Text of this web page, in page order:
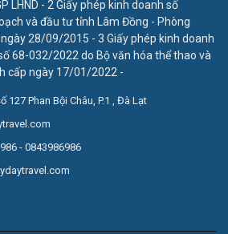
LHND - 2 Giấy phép kinh doanh số
và đầu tư tỉnh Lâm Đồng - Phòng
28/09/2015 - 3 Giấy phép kinh doanh
68-032/2022 do Bộ văn hóa thể thao và
cấp ngày 17/01/2022 -
127 Phan Bội Châu, P.1 , Đà Lạt
- 0843986986